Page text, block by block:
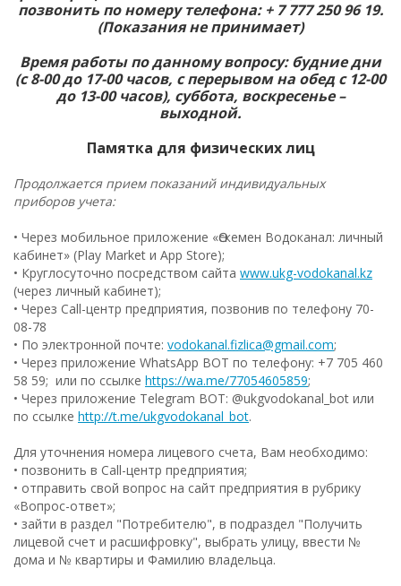
позвонить по номеру телефона: + 7 777 250 96 19.
(Показания непринимает)
Время работы по данному вопросу: будние дни
(с 8-00 до 17-00 часов, с перерывом на обед с 12-00
до 13-00 часов), суббота, воскресенье –
выходной.
Памятка для физических лиц
Продолжается прием показаний индивидуальных
приборов учета:
• Через мобильное приложение «Өскемен Водоканал: личный
кабинет» (Play Market и App Store);
• Круглосуточно посредством сайта www.ukg-vodokanal.kz
(через личный кабинет);
• Через Call-центр предприятия, позвонив по телефону 70-
08-78
• По электронной почте: vodokanal.fizlica@gmail.com;
• Через приложение WhatsApp BOT по телефону: +7 705 460
58 59; или по ссылке https://wa.me/77054605859;
• Через приложение Telegram BOT: @ukgvodokanal_bot или
по ссылке http://t.me/ukgvodokanal_bot.
Для уточнения номера лицевого счета, Вам необходимо:
• позвонить в Call-центр предприятия;
• отправить свой вопрос на сайт предприятия в рубрику
«Вопрос-ответ»;
• зайти в раздел "Потребителю", в подраздел "Получить
лицевой счет и расшифровку", выбрать улицу, ввести №
дома и № квартиры и Фамилию владельца.